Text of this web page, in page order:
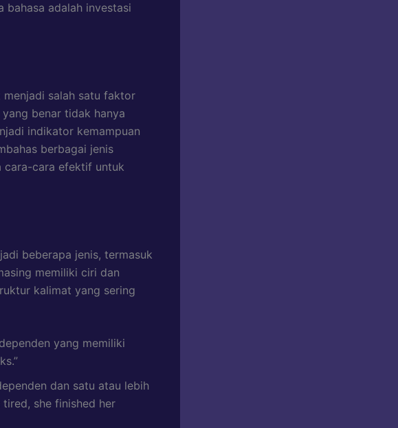
bahasa adalah investasi
menjadi salah satu faktor
benar tidak hanya
indikator kemampuan
berbagai jenis
cara-cara efektif untuk
beberapa jenis, termasuk
memiliki ciri dan
kalimat yang sering
yang memiliki
dan satu atau lebih
tired, she finished her